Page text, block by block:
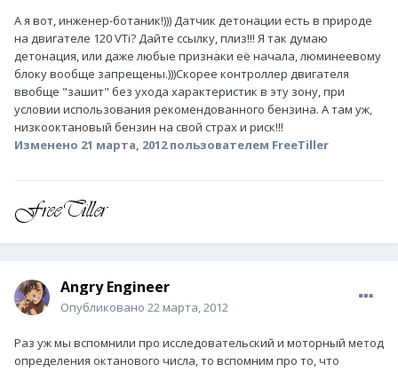
А я вот, инженер-ботаник!))) Датчик детонации есть в природе
на двигателе 120 VTi? Дайте ссылку, плиз!!! Я так думаю
детонация, или даже любые признаки её начала, люминеевому
блоку вообще запрещены.)))Скорее контроллер двигателя
ввобще "зашит" без ухода характеристик в эту зону, при
условии использования рекомендованного бензина. А там уж,
низкооктановый бензин на свой страх и риск!!!
Изменено 21 марта, 2012пользователем FreeTiller
Angry Engineer
Опубликовано 22 марта, 2012
Раз уж мы вспомнили про исследовательский и моторный метод
определения октанового числа, то вспомним про то, что